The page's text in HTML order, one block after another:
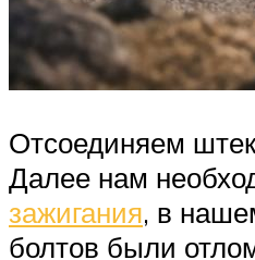
Отсоединяем
Далее нам
зажигания, в
болтов были